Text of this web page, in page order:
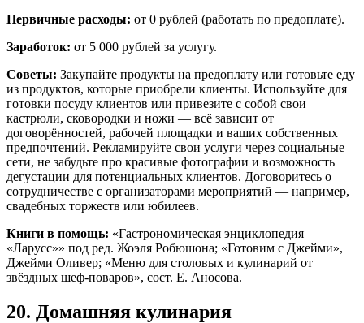
Первичные расходы: от 0 рублей (работать по предоплате).
Заработок: от 5 000 рублей за услугу.
Советы: Закупайте продукты на предоплату или готовьте еду
из продуктов, которые приобрели клиенты. Используйте для
готовки посуду клиентов или привезите с собой свои
кастрюли, сковородки и ножи — всё зависит от
договорённостей, рабочей площадки и ваших собственных
предпочтений. Рекламируйте свои услуги через социальные
сети, не забудьте про красивые фотографии и возможность
дегустации для потенциальных клиентов. Договоритесь о
сотрудничестве с организаторами мероприятий — например,
свадебных торжеств или юбилеев.
Книги в помощь: «Гастрономическая энциклопедия
«Ларусс»» под ред. Жоэля Робюшона; «Готовим с Джейми»,
Джейми Оливер; «Меню для столовых и кулинарий от
звёздных шеф-поваров», сост. Е. Аносова.
20. Домашняя кулинария